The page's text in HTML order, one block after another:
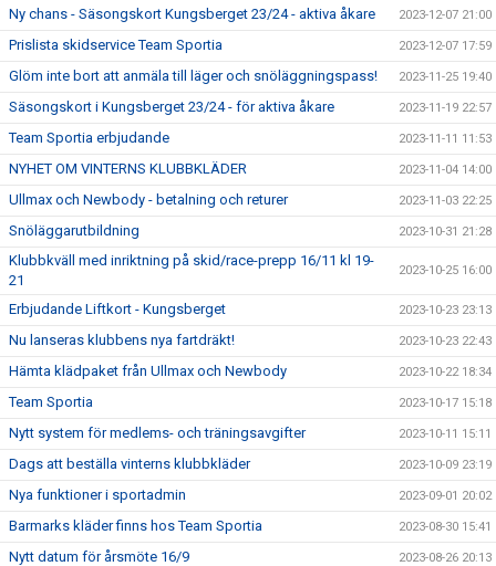
Ny chans - Säsongskort Kungsberget 23/24 - aktiva åkare 2023-12-07 21:00
Prislista skidservice Team Sportia 2023-12-07 17:59
Glöm inte bort att anmäla till läger och snöläggningspass! 2023-11-25 19:40
Säsongskort i Kungsberget 23/24 - för aktiva åkare 2023-11-19 22:57
Team Sportia erbjudande 2023-11-11 11:53
NYHET OM VINTERNS KLUBBKLÄDER 2023-11-04 14:00
Ullmax och Newbody - betalning och returer 2023-11-03 22:25
Snöläggarutbildning 2023-10-31 21:28
Klubbkväll med inriktning på skid/race-prepp 16/11 kl 19-
21
2023-10-25 16:00
Erbjudande Liftkort - Kungsberget 2023-10-23 23:13
Nu lanseras klubbens nya fartdräkt! 2023-10-23 22:43
Hämta klädpaket från Ullmax och Newbody 2023-10-22 18:34
Team Sportia 2023-10-17 15:18
Nytt system för medlems- och träningsavgifter 2023-10-11 15:11
Dags att beställa vinterns klubbkläder 2023-10-09 23:19
Nya funktioner i sportadmin 2023-09-01 20:02
Barmarks kläder finns hos Team Sportia 2023-08-30 15:41
Nytt datum för årsmöte 16/9 2023-08-26 20:13